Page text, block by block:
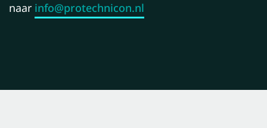
naar info@protechnicon.nl